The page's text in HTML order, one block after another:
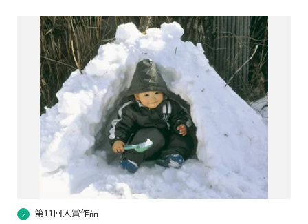
第11回入賞作品